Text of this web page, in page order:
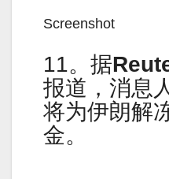
Screenshot
11。据
报道，消息
将为伊朗解
金。